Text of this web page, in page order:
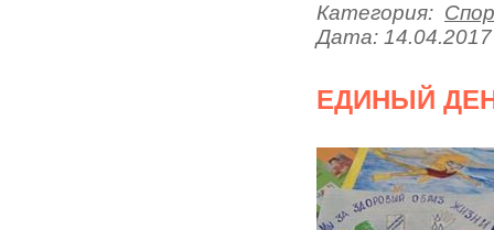
Категория:
Дата: 14.04.2017
ЕДИНЫЙ